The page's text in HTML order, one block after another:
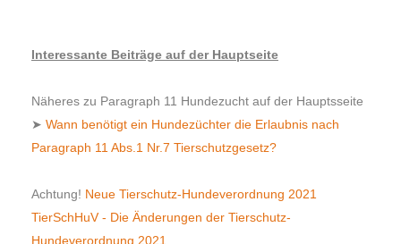
Interessante Beiträge auf der Hauptseite
Näheres zu Paragraph 11 Hundezucht auf der Hauptsseite
➤ Wann benötigt ein Hundezüchter die Erlaubnis nach
Paragraph 11 Abs.1 Nr.7 Tierschutzgesetz?
Achtung! Neue Tierschutz-Hundeverordnung 2021
TierSchHuV - Die Änderungen der Tierschutz-
Hundeverordnung 2021